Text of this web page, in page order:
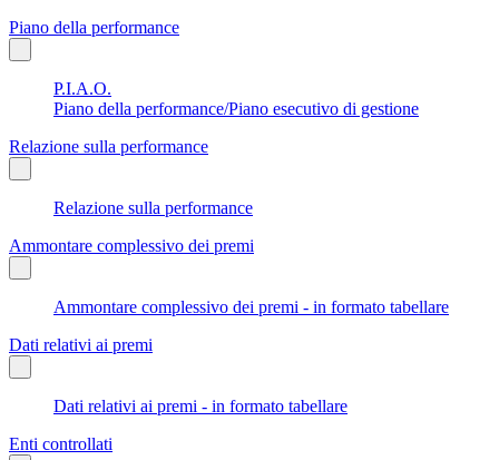
Piano della performance
P.I.A.O.
Piano della performance/Piano esecutivo di gestione
Relazione sulla performance
Relazione sulla performance
Ammontare complessivo dei premi
Ammontare complessivo dei premi - in formato tabellare
Dati relativi ai premi
Dati relativi ai premi - in formato tabellare
Enti controllati